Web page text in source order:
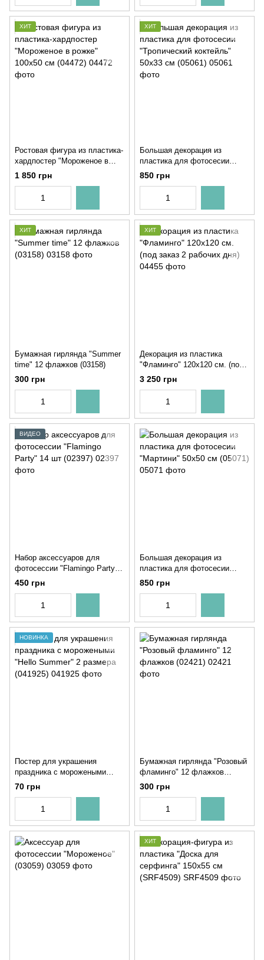
ХИТ
Ростовая фигура из пластика-
хардпостер "Мороженое в
рожке" 100х50 см (04472)
1 850 грн
ХИТ
Большая декорация из
пластика для фотосесии
"Тропический коктейль" 50х33
см (05061)
850 грн
ХИТ
Бумажная гирлянда "Summer
time" 12 флажков (03158)
300 грн
ХИТ
Декорация из пластика
"Фламинго" 120х120 см. (под
заказ 2 рабочих дня)
3 250 грн
ВИДЕО
Набор аксессуаров для
фотосессии "Flamingo Party"
14 шт (02397)
450 грн
Большая декорация из
пластика для фотосесии
"Мартини" 50х50 см (05071)
850 грн
НОВИНКА
Постер для украшения
праздника с морожеными
"Hello Summer" 2 размера
(041925)
70 грн
Бумажная гирлянда "Розовый
фламинго" 12 флажков
(02421)
300 грн
ХИТ